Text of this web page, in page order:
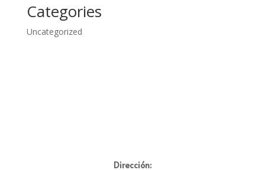
Categories
Uncategorized
Dirección: